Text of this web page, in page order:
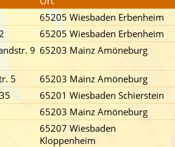
Kontakt
65205 Wiesbaden Erbenheim
65205 Wiesbaden Erbenheim
9 65203 Mainz Amöneburg
5 65203 Mainz Amöneburg
65201 Wiesbaden Schierstein
65203 Mainz Amöneburg
65207 Wiesbaden
Kloppenheim